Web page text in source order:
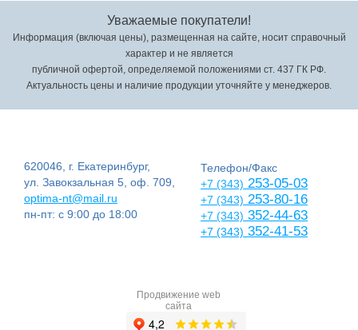
Уважаемые покупатели!
Информация (включая цены), размещенная на сайте, носит справочный
характер и не является
публичной офертой, определяемой положениями ст. 437 ГК РФ.
Актуальность цены и наличие продукции уточняйте у менеджеров.
620046, г. Екатеринбург,
ул. Завокзальная 5, оф. 709,
optima-nt@mail.ru
пн-пт: с 9:00 до 18:00
Телефон/Факс
+7 (343) 253-05-03
+7 (343) 253-80-16
+7 (343) 352-44-63
+7 (343) 352-41-53
Продвижение web
сайта